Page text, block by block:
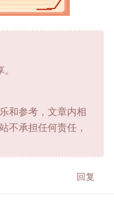
和参考，文章内相
不承担任何责任，
回复